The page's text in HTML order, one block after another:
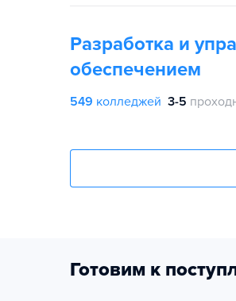
Разработка и
обеспечением
549 колледжей 3-5
Готовим к